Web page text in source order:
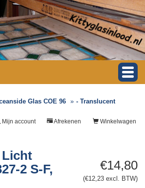
Glas COE 96 - Translucent
Winkelwagen
Afrekenen
Mijn account
€14,80
(€12,23 excl. BTW)
Licht
2 S-F,